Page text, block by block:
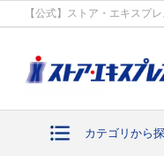
【公式】ストア・エキスプ
カテゴリから